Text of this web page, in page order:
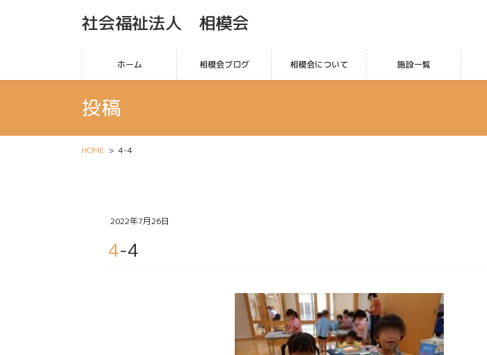
社会福祉法人 相模会
ホーム 相模会ブログ 相模会について 施設一覧
投稿
HOME 4-4
2022年7月26日
4-4